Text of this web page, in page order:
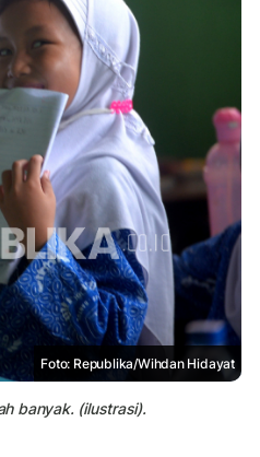
Foto: Republika/Wihdan Hidayat
banyak. (ilustrasi).